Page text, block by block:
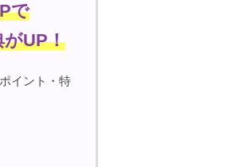
で
UP！
イント・特